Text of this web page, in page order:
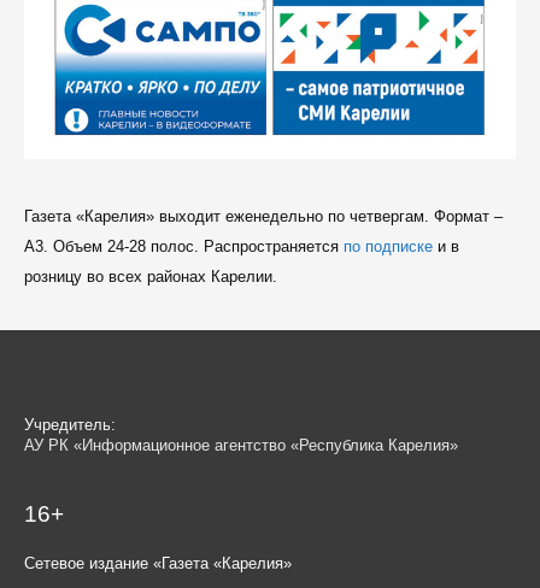
Газета «Карелия» выходит еженедельно по четвергам. Формат –
A3. Объем 24-28 полос. Распространяется по подпискеи в
розницу во всех районах Карелии.
Учредитель:
АУ РК «Информационное агентство «Республика Карелия»
16+
Сетевое издание «Газета «Карелия»